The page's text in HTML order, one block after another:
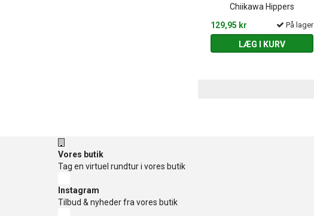
Chiikawa Hippers
129,95 kr
På lager
LÆG I KURV
Vores butik
Tag en virtuel rundtur i vores butik
Instagram
Tilbud & nyheder fra vores butik